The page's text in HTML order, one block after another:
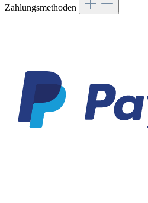
Zahlungsmethoden